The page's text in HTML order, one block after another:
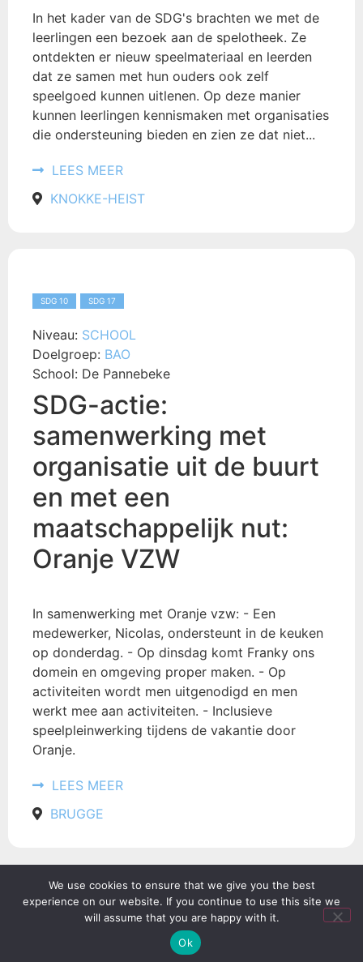
In het kader van de SDG's brachten we met de
leerlingen een bezoek aan de spelotheek. Ze
ontdekten er nieuw speelmateriaal en leerden
dat ze samen met hun ouders ook zelf
speelgoed kunnen uitlenen. Op deze manier
kunnen leerlingen kennismaken met organisaties
die ondersteuning bieden en zien ze dat niet...
LEES MEER
KNOKKE-HEIST
SDG 10 SDG 17
Niveau: SCHOOL
Doelgroep: BAO
School: De Pannebeke
SDG-actie:
samenwerking met
organisatie uit de buurt
en met een
maatschappelijk nut:
Oranje VZW
In samenwerking met Oranje vzw: - Een
medewerker, Nicolas, ondersteunt in de keuken
op donderdag. - Op dinsdag komt Franky ons
domein en omgeving proper maken. - Op
activiteiten wordt men uitgenodigd en men
werkt mee aan activiteiten. - Inclusieve
speelpleinwerking tijdens de vakantie door
Oranje.
LEES MEER
BRUGGE
MEER LADEN
We use cookies to ensure that we give you the best
experience on our website. If you continue to use this site we
will assume that you are happy with it.
Ok